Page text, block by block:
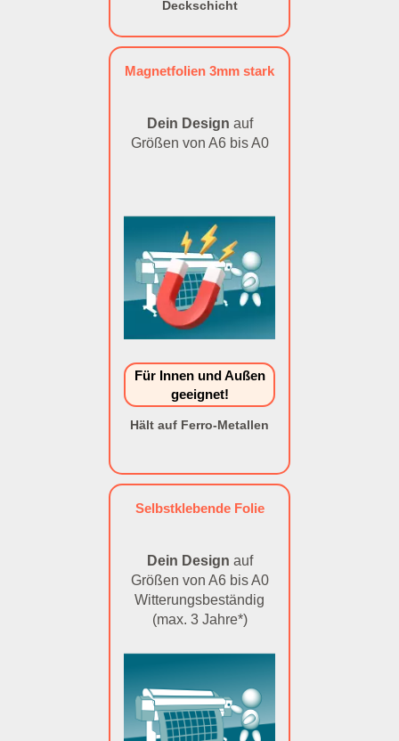
Deckschicht
Magnetfolien 3mm stark
Dein Design auf
Größen von A6 bis A0
Für Innen und Außen
geeignet!
Hält auf Ferro-Metallen
Selbstklebende Folie
Dein Design auf
Größen von A6 bis A0
Witterungsbeständig
(max. 3 Jahre*)